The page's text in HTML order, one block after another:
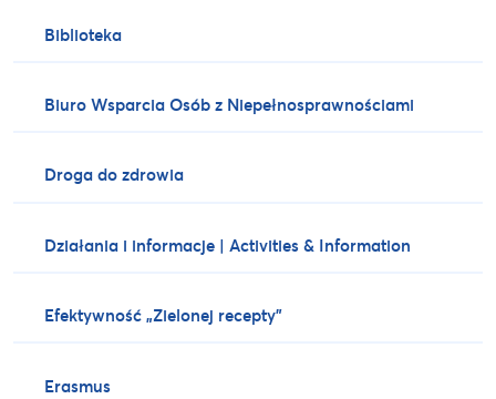
Biblioteka
Biuro Wsparcia Osób z Niepełnosprawnościami
Droga do zdrowia
Działania i informacje | Activities & Information
Efektywność „Zielonej recepty”
Erasmus